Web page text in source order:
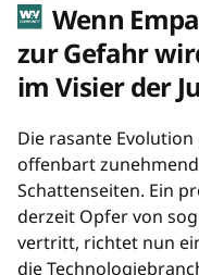
Wenn
zur Gefahr
im Visier der
Die rasante
offenbart
Schattenseiten. Ein
derzeit Opfer von
vertritt, richtet nun
die